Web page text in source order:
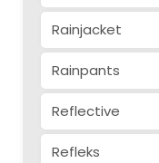
Rainjacket
Rainpants
Reflective
Refleks